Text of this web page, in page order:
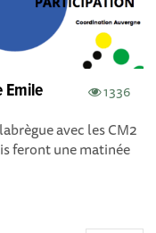
1336
Emile
avec les CM2
feront une matinée